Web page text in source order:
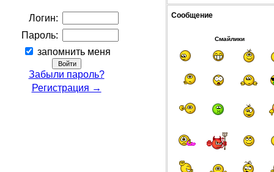
Логин:
Пароль:
запомнить меня
Забыли пароль?
Регистрация →
Сообщение
Смайлики